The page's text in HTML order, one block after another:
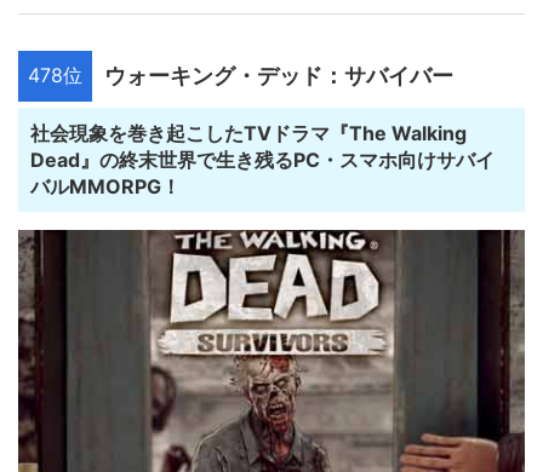
478位 ウォーキング・デッド：サバイバー
社会現象を巻き起こしたTVドラマ『The Walking
Dead』の終末世界で生き残るPC・スマホ向けサバイ
バルMMORPG！